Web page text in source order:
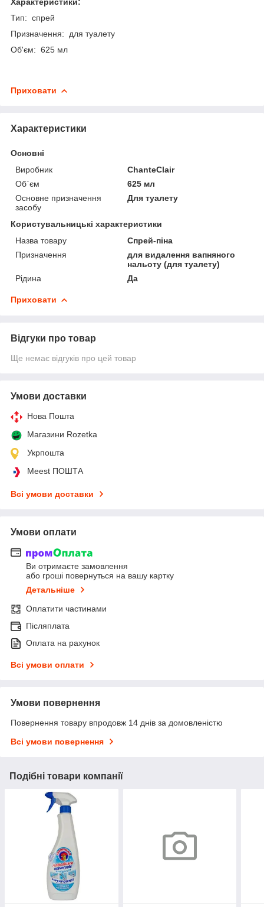
Тип: спрей
Призначення: для туалету
Об'єм: 625 мл
Приховати
Характеристики
Основні
Виробник
ChanteClair
Об`єм
625 мл
Основне призначення
засобу
Для туалету
Користувальницькі характеристики
Назва товару
Спрей-піна
Призначення
для видалення вапняного
нальоту (для туалету)
Рідина
Да
Приховати
Відгуки про товар
Ще немає відгуків про цей товар
Умови доставки
Нова Пошта
Магазини Rozetka
Укрпошта
Meest ПОШТА
Всі умови доставки
Умови оплати
Ви отримаєте замовлення
або гроші повернуться на вашу картку
Детальніше
Оплатити частинами
Післяплата
Оплата на рахунок
Всі умови оплати
Умови повернення
Повернення товару впродовж 14 днів за домовленістю
Всі умови повернення
Подібні товари компанії